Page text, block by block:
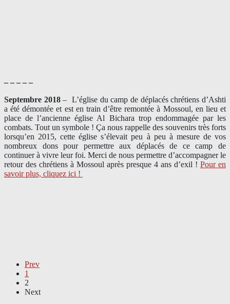
– – – – –
Septembre 2018– L’église du camp de déplacés chrétiens d’Ashti
a été démontée et est en train d’être remontée à Mossoul, en lieu et
place de l’ancienne église Al Bichara trop endommagée par les
combats. Tout un symbole ! Ça nous rappelle des souvenirs très forts
lorsqu’en 2015, cette église s’élevait peu à peu à mesure de vos
nombreux dons pour permettre aux déplacés de ce camp de
continuer à vivre leur foi. Merci de nous permettre d’accompagner le
retour des chrétiens à Mossoul après presque 4 ans d’exil ! Pour en
savoir plus, cliquez ici !
Prev
1
2
Next